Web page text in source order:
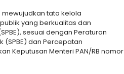
tata kelola
yang berkualitas dan
sesuai dengan Peraturan
(SPBE) dan Percepatan
Keputusan Menteri PAN/RB nomor